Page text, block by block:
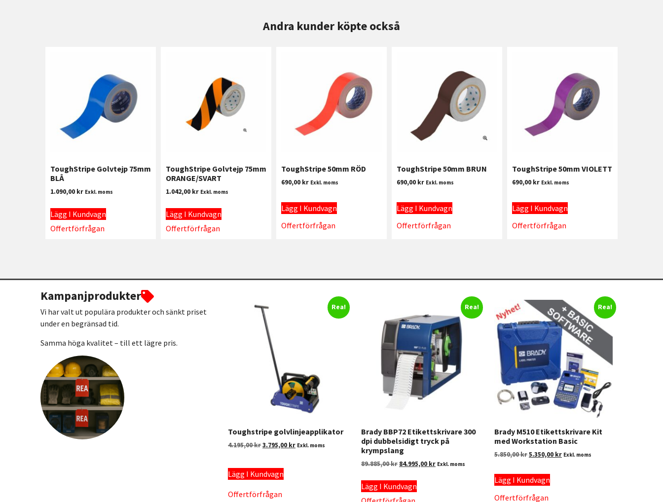
Andra kunder köpte också
ToughStripe Golvtejp 75mm
BLÅ
1.090,00 kr Exkl. moms
Lägg I Kundvagn
Offertförfrågan
ToughStripe Golvtejp 75mm
ORANGE/SVART
1.042,00 kr Exkl. moms
Lägg I Kundvagn
Offertförfrågan
ToughStripe 50mm RÖD
690,00 kr Exkl. moms
Lägg I Kundvagn
Offertförfrågan
ToughStripe 50mm BRUN
690,00 kr Exkl. moms
Lägg I Kundvagn
Offertförfrågan
ToughStripe 50mm VIOLETT
690,00 kr Exkl. moms
Lägg I Kundvagn
Offertförfrågan
Kampanjprodukter
Vi har valt ut populära produkter och sänkt priset
under en begränsad tid.
Samma höga kvalitet – till ett lägre pris.
Rea!
Toughstripe golvlinjeapplikator
4.195,00kr3.795,00 kr Exkl. moms
Lägg I Kundvagn
Offertförfrågan
Rea!
Brady BBP72 Etikettskrivare 300
dpi dubbelsidigt tryck på
krympslang
89.885,00kr 84.995,00 kr Exkl. moms
Lägg I Kundvagn
Rea!
Brady M510 Etikettskrivare Kit
med Workstation Basic
5.850,00kr5.350,00 kr Exkl. moms
Lägg I Kundvagn
Offertförfrågan